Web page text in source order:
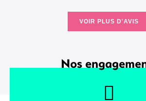
VOIR PLUS D'AVIS
Nos